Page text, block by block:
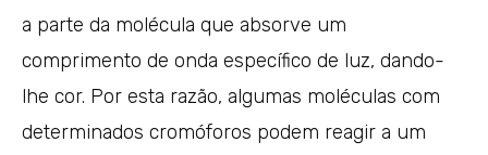
a parte da molécula que absorve um
comprimento de onda específico de luz, dando-
lhe cor. Por esta razão, algumas moléculas com
determinados cromóforos podem reagir a um